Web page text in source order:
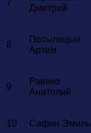
7
Дмитрий
8
Потылицын
Артем
9
Раенко
Анатолий
10 Сафин Эмиль